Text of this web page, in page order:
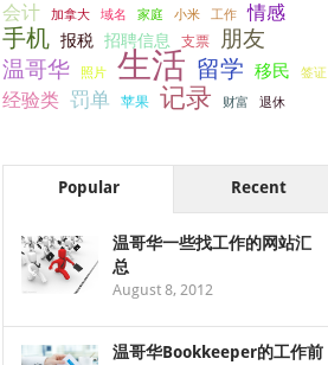
会计 加拿大 域名 家庭 小米 工作 情感
手机 报税 招聘信息 支票 朋友
温哥华 照片 生活 留学 移民 签证
经验类 罚单 苹果 记录 财富 退休
Popular Recent
温哥华一些找工作的网站汇
总
August 8, 2012
温哥华Bookkeeper的工作前